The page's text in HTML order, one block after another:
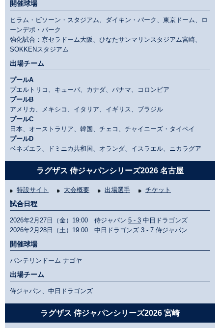
開催球場
ヒラム・ビソーン・スタジアム、ダイキン・パーク、東京ドーム、ロ
ーンデポ・パーク
強化試合：京セラドーム大阪、ひなたサンマリンスタジアム宮崎、
SOKKENスタジアム
出場チーム
プールA
プエルトリコ、キューバ、カナダ、パナマ、コロンビア
プールB
アメリカ、メキシコ、イタリア、イギリス、ブラジル
プールC
日本、オーストラリア、韓国、チェコ、チャイニーズ・タイペイ
プールD
ベネズエラ、ドミニカ共和国、オランダ、イスラエル、ニカラグア
ラグザス 侍ジャパンシリーズ2026 名古屋
特設サイト 大会概要 出場選手 チケット
試合日程
2026年2月27日（金）19:00 侍ジャパン 5 - 3 中日ドラゴンズ
2026年2月28日（土）19:00 中日ドラゴンズ 3 - 7 侍ジャパン
開催球場
バンテリンドーム ナゴヤ
出場チーム
侍ジャパン、中日ドラゴンズ
ラグザス 侍ジャパンシリーズ2026 宮崎